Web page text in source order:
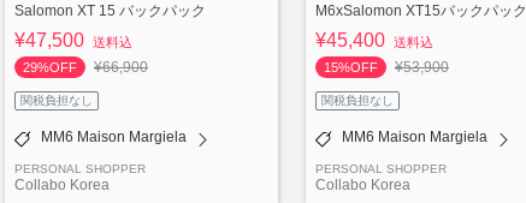
Salomon XT 15 バックパック
¥47,500 送料込
29%OFF
¥66,900
関税負担なし
MM6 Maison Margiela
PERSONAL SHOPPER
Collabo Korea
M6xSalomon XT15バックパック
¥45,400 送料込
15%OFF
¥53,900
関税負担なし
MM6 Maison Margiela
PERSONAL SHOPPER
Collabo Korea